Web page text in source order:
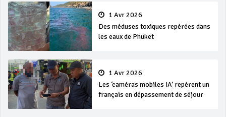
1 Avr 2026
Des méduses toxiques repérées dans
les eaux de Phuket
1 Avr 2026
Les ‘caméras mobiles IA’ repèrent un
français en dépassement de séjour